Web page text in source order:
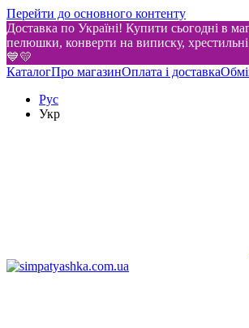
Перейти до основного контенту
Доставка по Україні! Купити сьогодні в
пелюшки, конверти на виписку,
💙💛
КаталогПро магазинОплата і доставка
Рус
Укр